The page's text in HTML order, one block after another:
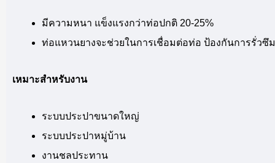
มีความหนา แข็งแรงกว่าท่อปกติ 20-25%
ท่อแหวนยางจะช่วยในการเชื่อมต่อท่อ ป้องกันการรั่วซึม
เหมาะสำหรับงาน
ระบบประปาขนาดใหญ่
ระบบประปาหมู่บ้าน
งานชลประทาน